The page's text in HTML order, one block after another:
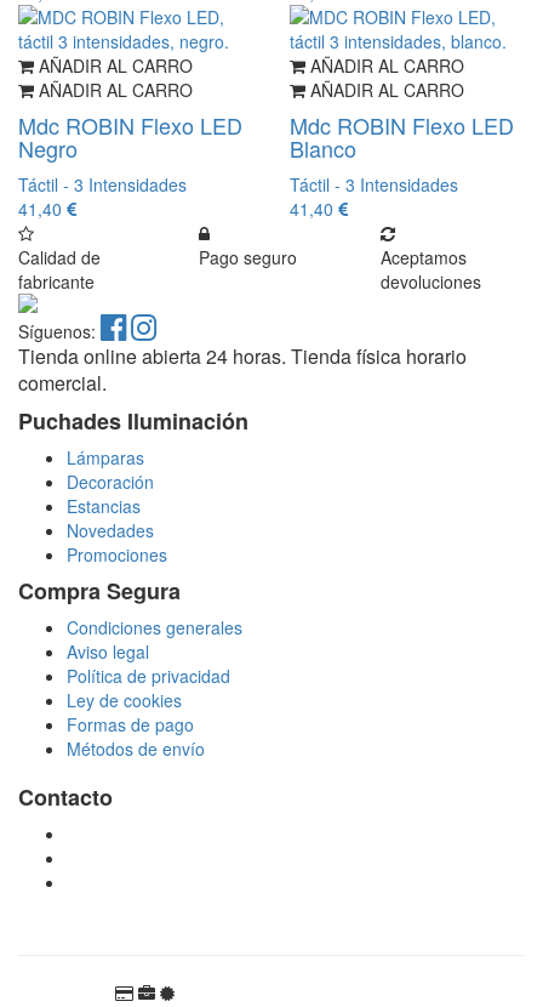
AÑADIR AL CARRO
AÑADIR AL CARRO
Mdc ROBIN Flexo LED
Negro
Táctil - 3 Intensidades
41,40
AÑADIR AL CARRO
AÑADIR AL CARRO
Mdc ROBIN Flexo LED
Blanco
Táctil - 3 Intensidades
41,40
Calidad de
fabricante
Pago seguro
Aceptamos
devoluciones
Síguenos:
Tienda online abierta 24 horas. Tienda física horario
comercial.
Puchades Iluminación
Lámparas
Decoración
Estancias
Novedades
Promociones
Compra Segura
Condiciones generales
Aviso legal
Política de privacidad
Ley de cookies
Formas de pago
Métodos de envío
Contacto